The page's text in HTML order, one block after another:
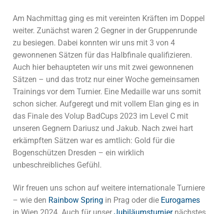
Am Nachmittag ging es mit vereinten Kräften im Doppel
weiter. Zunächst waren 2 Gegner in der Gruppenrunde
zu besiegen. Dabei konnten wir uns mit 3 von 4
gewonnenen Sätzen für das Halbfinale qualifizieren.
Auch hier behaupteten wir uns mit zwei gewonnenen
Sätzen – und das trotz nur einer Woche gemeinsamen
Trainings vor dem Turnier. Eine Medaille war uns somit
schon sicher. Aufgeregt und mit vollem Elan ging es in
das Finale des Volup BadCups 2023 im Level C mit
unseren Gegnern Dariusz und Jakub. Nach zwei hart
erkämpften Sätzen war es amtlich: Gold für die
Bogenschützen Dresden – ein wirklich
unbeschreibliches Gefühl.
Wir freuen uns schon auf weitere internationale Turniere
– wie den Rainbow Spring in Prag oder die Eurogames